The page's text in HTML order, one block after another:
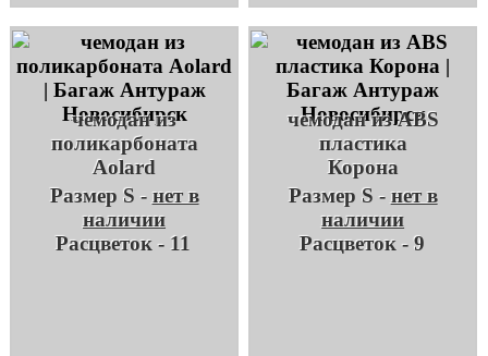
чемодан из
поликарбоната
Aolard
Размер S - нет в
наличии
Расцветок - 11
чемодан из ABS
пластика
Корона
Размер S - нет в
наличии
Расцветок - 9